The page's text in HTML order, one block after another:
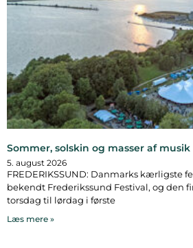
Sommer, solskin og masser af musik
5. august 2026
FREDERIKSSUND: Danmarks kærligste
bekendt Frederikssund Festival, og den
torsdag til lørdag i første
Læs mere »